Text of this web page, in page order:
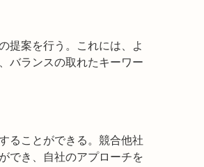
提案を行う。これには、よ
バランスの取れたキーワー
ることができる。競合他社
でき、自社のアプローチを